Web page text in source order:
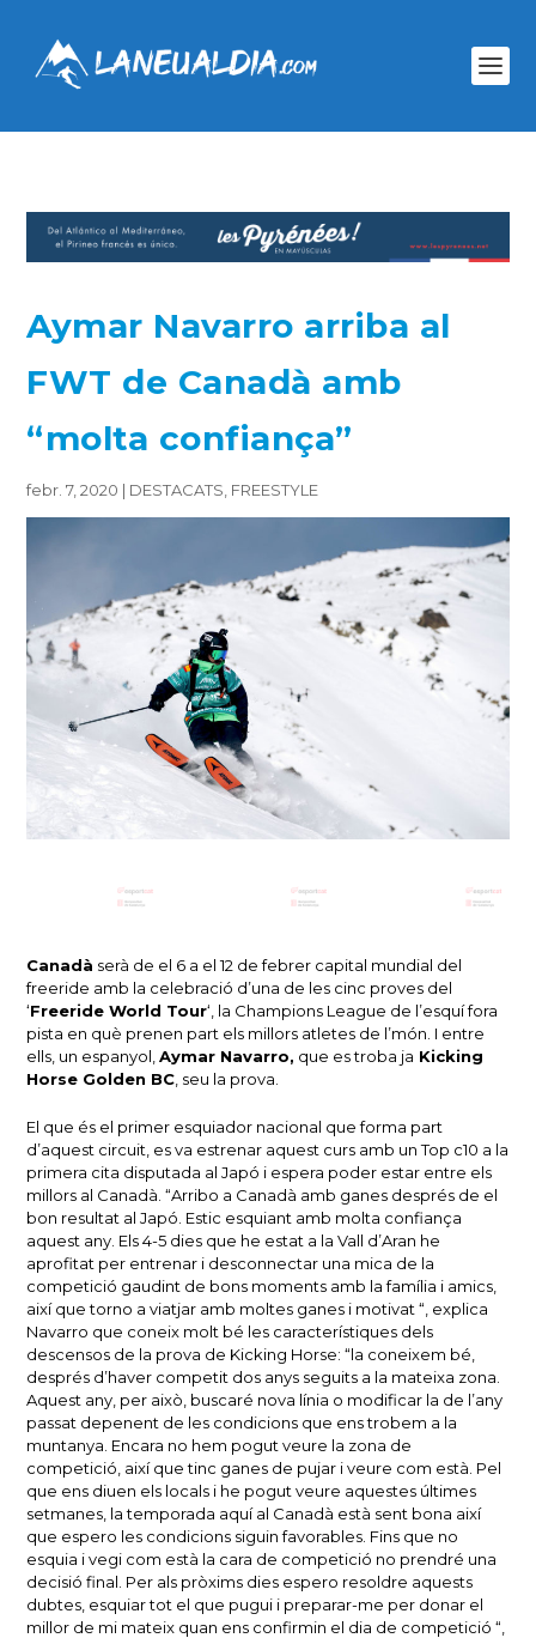
Aymar Navarro arriba al
FWT de Canadà amb
“molta confiança”
febr. 7, 2020 | DESTACATS FREESTYLE
Canadà serà de el 6 a el 12 de febrer capital mundial del
freeride amb la celebració d’una de les cinc proves del
‘Freeride World Tour‘, la Champions League de l’esquí fora
pista en què prenen part els millors atletes de l’món. I entre
ells, un espanyol,Aymar Navarro, que es troba ja Kicking
Horse Golden BC , seu la prova.
El que és el primer esquiador nacional que forma part
d’aquest circuit, es va estrenar aquest curs amb un Top c10 a la
primera cita disputada al Japó i espera poder estar entre els
millors al Canadà. “Arribo a Canadà amb ganes després de el
bon resultat al Japó. Estic esquiant amb molta confiança
aquest any. Els 4-5 dies que he estat a la Vall d’Aran he
aprofitat per entrenar i desconnectar una mica de la
competició gaudint de bons moments amb la família i amics,
així que torno a viatjar amb moltes ganes i motivat “, explica
Navarro que coneix molt bé les característiques dels
descensos de la prova de Kicking Horse: “la coneixem bé,
després d’haver competit dos anys seguits a la mateixa zona.
Aquest any, per això, buscaré nova línia o modificar la de l’any
passat depenent de les condicions que ens trobem a la
muntanya. Encara no hem pogut veure la zona de
competició, així que tinc ganes de pujar i veure com està. Pel
que ens diuen els locals i he pogut veure aquestes últimes
setmanes, la temporada aquí al Canadà està sent bona així
que espero les condicions siguin favorables. Fins que no
esquia i vegi com està la cara de competició no prendré una
decisió final. Per als pròxims dies espero resoldre aquests
dubtes, esquiar tot el que pugui i preparar-me per donar el
millor de mi mateix quan ens confirmin el dia de competició “,